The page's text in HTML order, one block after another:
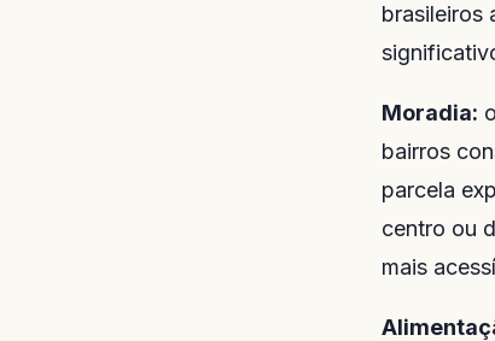
brasileiros
Moradia:
bairros
parcela
centro ou
mais